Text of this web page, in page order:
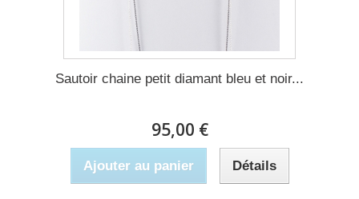
Sautoir chaine petit diamant bleu et noir...
95,00 €
Ajouter au panier Détails